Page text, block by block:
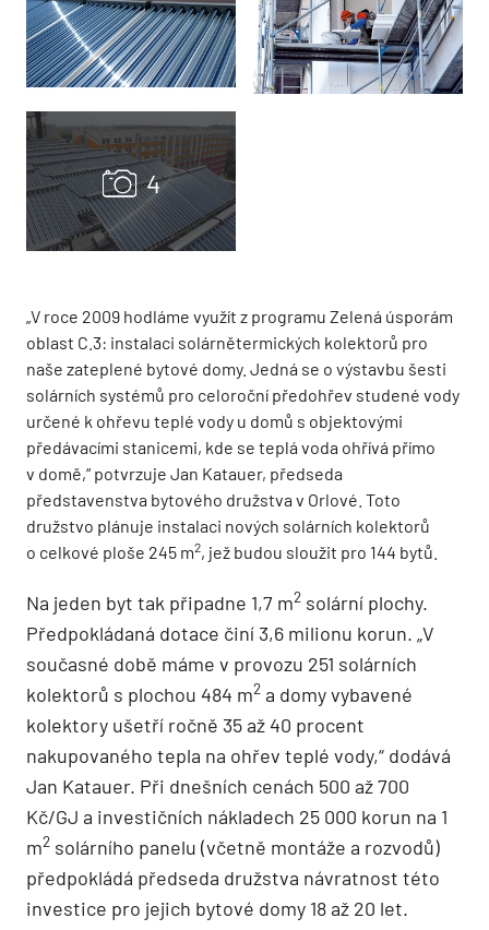
„V roce 2009 hodláme využít z programu Zelená úsporám
oblast C.3: instalaci solárnětermických kolektorů pro
naše zateplené bytové domy. Jedná se o výstavbu šesti
solárních systémů pro celoroční předohřev studené vody
určené k ohřevu teplé vody u domů s objektovými
předávacími stanicemi, kde se teplá voda ohřívá přímo
v domě,“ potvrzuje Jan Katauer, předseda
představenstva bytového družstva v Orlové. Toto
družstvo plánuje instalaci nových solárních kolektorů
o celkové ploše 245 m2, jež budou sloužit pro 144 bytů.
Na jeden byt tak připadne 1,7 m2 solární plochy.
Předpokládaná dotace činí 3,6 milionu korun. „V
současné době máme v provozu 251 solárních
kolektorů s plochou 484 m2 a domy vybavené
kolektory ušetří ročně 35 až 40 procent
nakupovaného tepla na ohřev teplé vody,“ dodává
Jan Katauer. Při dnešních cenách 500 až 700
Kč/GJ a investičních nákladech 25 000 korun na 1
m2 solárního panelu (včetně montáže a rozvodů)
předpokládá předseda družstva návratnost této
investice pro jejich bytové domy 18 až 20 let.